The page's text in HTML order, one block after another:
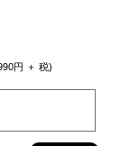
円 ＋ 税)